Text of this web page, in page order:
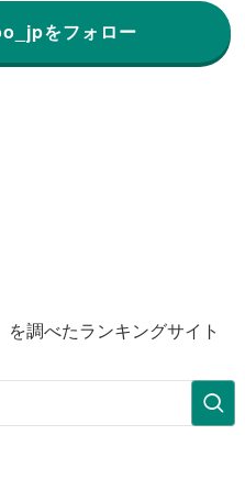
をフォロー
調べたランキングサイト